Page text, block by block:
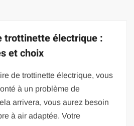
trottinette électrique :
et choix
de trottinette électrique, vous
à un problème de
arrivera, vous aurez besoin
à air adaptée. Votre